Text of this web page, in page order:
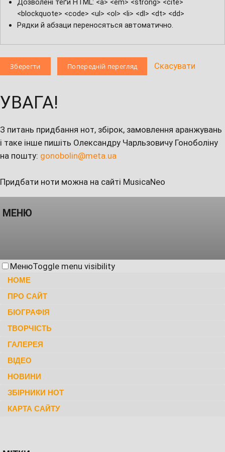
Дозволені теґи HTML: <a> <em> <strong> <cite>
<blockquote> <code> <ul> <ol> <li> <dl> <dt> <dd>
Рядки й абзаци переносяться автоматично.
Скасувати
УВАГА!
З питань придбання нот, збірок, замовлення аранжувань
і таке інше пишіть Олександру Чарльзовичу Гоноболіну
на пошту: gonobolin@meta.ua
Придбати ноти можна на сайті MusicaNeo
МЕНЮ
МенюToggle menu visibility
HOME
ПРО САЙТ
БІОГРАФІЯ
ТВОРЧІСТЬ
ГАЛЕРЕЯ
ВІДЕО
НОВИНИ
ЗБІРНИКИ НОТ
КАРТА САЙТУ